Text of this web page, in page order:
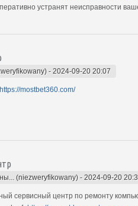
устранят неисправности
- 2024-09-20 20:07
https://mostbet360.com/
(niezweryfikowany) - 2024-09-20
сервисный центр по ремонту